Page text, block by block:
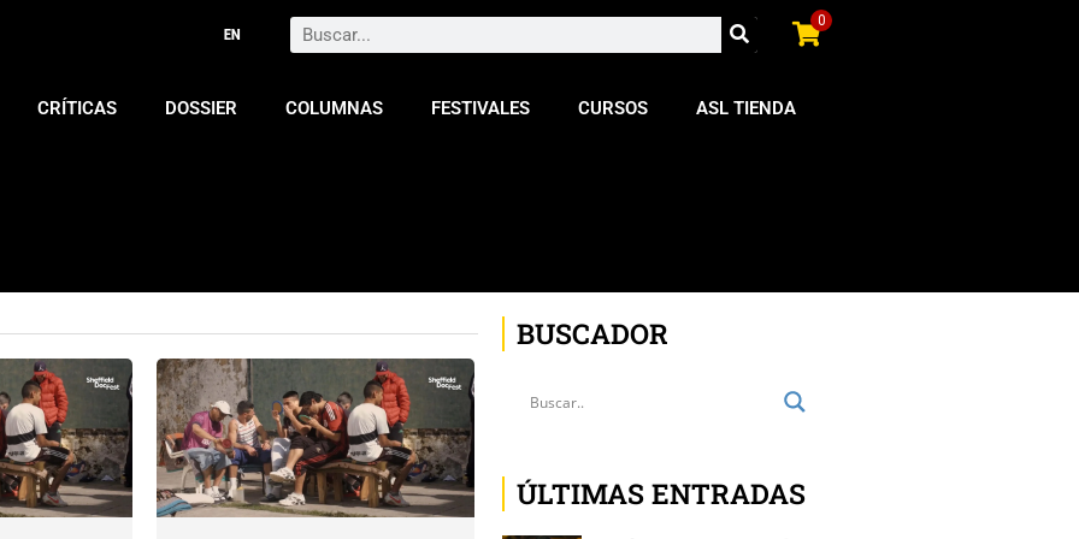
Search 0
CRÍTICAS DOSSIER COLUMNAS FESTIVALES CURSOS ASL TIENDA
BUSCADOR
ÚLTIMAS ENTRADAS